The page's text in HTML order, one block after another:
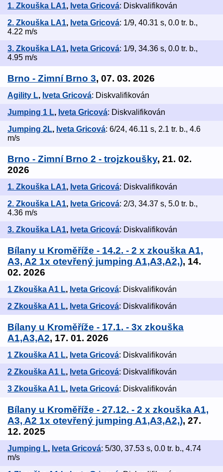
1. Zkouška LA1, Iveta Gricová: Diskvalifikován
2. Zkouška LA1, Iveta Gricová: 1/9, 40.31 s, 0.0 tr. b.,
4.22 m/s
3. Zkouška LA1, Iveta Gricová: 1/9, 34.36 s, 0.0 tr. b.,
4.95 m/s
Brno - Zimní Brno 3, 07. 03. 2026
Agility L, Iveta Gricová: Diskvalifikován
Jumping 1 L, Iveta Gricová: Diskvalifikován
Jumping 2L, Iveta Gricová: 6/24, 46.11 s, 2.1 tr. b., 4.6
m/s
Brno - Zimní Brno 2 - trojzkoušky, 21. 02.
2026
1. Zkouška LA1, Iveta Gricová: Diskvalifikován
2. Zkouška LA1, Iveta Gricová: 2/3, 34.37 s, 5.0 tr. b.,
4.36 m/s
3. Zkouška LA1, Iveta Gricová: Diskvalifikován
Bílany u Kroměříže - 14.2. - 2 x zkouška A1,
A3, A2 1x otevřený jumping A1,A3,A2,), 14.
02. 2026
1 Zkouška A1 L, Iveta Gricová: Diskvalifikován
2 Zkouška A1 L, Iveta Gricová: Diskvalifikován
Bílany u Kroměříže - 17.1. - 3x zkouška
A1,A3,A2, 17. 01. 2026
1 Zkouška A1 L, Iveta Gricová: Diskvalifikován
2 Zkouška A1 L, Iveta Gricová: Diskvalifikován
3 Zkouška A1 L, Iveta Gricová: Diskvalifikován
Bílany u Kroměříže - 27.12. - 2 x zkouška A1,
A3, A2 1x otevřený jumping A1,A3,A2,), 27.
12. 2025
Jumping L, Iveta Gricová: 5/30, 37.53 s, 0.0 tr. b., 4.74
m/s